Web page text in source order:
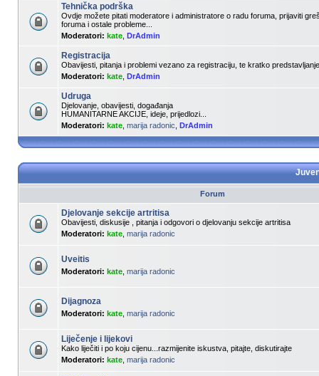
Tehnička podrška
Ovdje možete pitati moderatore i administratore o radu foruma, prijaviti
foruma i ostale probleme...
Moderatori: kate DrAdmin
Registracija
Obavijesti, pitanja i problemi vezano za registraciju, te kratko
Moderatori: kate DrAdmin
Udruga
Djelovanje, obavijesti, događanja
HUMANITARNE AKCIJE, ideje, prijedlozi...
Moderatori: kate marija radonic DrAdmin
Forum
Djelovanje sekcije artritisa
Obavijesti, diskusije , pitanja i odgovori o djelovanju sekcije artritisa
Moderatori: kate marija radonic
Uveitis
Moderatori: kate marija radonic
Dijagnoza
Moderatori: kate marija radonic
Liječenje i lijekovi
Kako liječiti i po koju cijenu...razmijenite iskustva, pitajte, diskutirajte
Moderatori: kate marija radonic